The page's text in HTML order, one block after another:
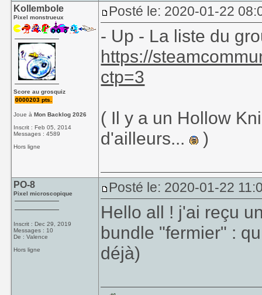
Kollembole
Pixel monstrueux
Score au grosquiz
0000203 pts.
Joue àMon Backlog 2026
Inscrit : Feb 05, 2014
Messages : 4589
Hors ligne
Posté le: 2020-01-22
- Up - La liste du
https://
ctp=3
( Il y a un Hollow
d'ailleurs...
)
PO-8
Pixel microscopique
Inscrit : Dec 29, 2019
Messages : 10
De : Valence
Hors ligne
Posté le: 2020-01-22
Hello all ! j'ai reçu
bundle "fermier" :
déjà)